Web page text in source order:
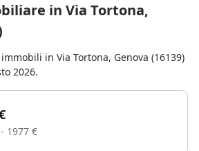
in Via Tortona,
in Via Tortona, Genova (16139)
2026.
1977 €